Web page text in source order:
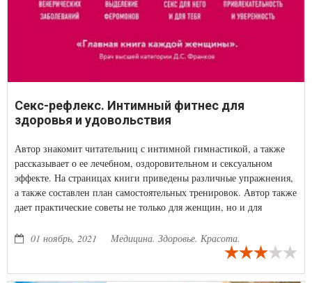
Секс-рефлекс. Интимный фитнес для
здоровья и удовольствия
Автор знакомит читательниц с интимной гимнастикой, а также
рассказывает о ее лечебном, оздоровительном и сексуальном
эффекте. На страницах книги приведены различные упражнения,
а также составлен план самостоятельных тренировок. Автор также
дает практические советы не только для женщин, но и для
01 ноябрь, 2021
Медицина. Здоровье. Красота.